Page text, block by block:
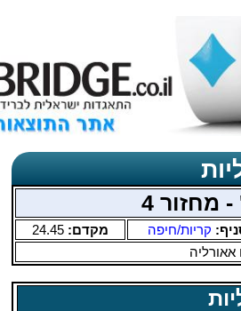
מחזור 4
קריות/חיפה מקדם: 24.45
אאורליה